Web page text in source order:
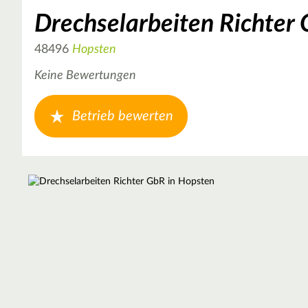
Drechselarbeiten Richter
48496 Hopsten
Keine Bewertungen
Betrieb bewerten